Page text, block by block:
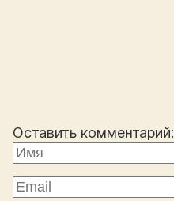
Оставить комментарий: